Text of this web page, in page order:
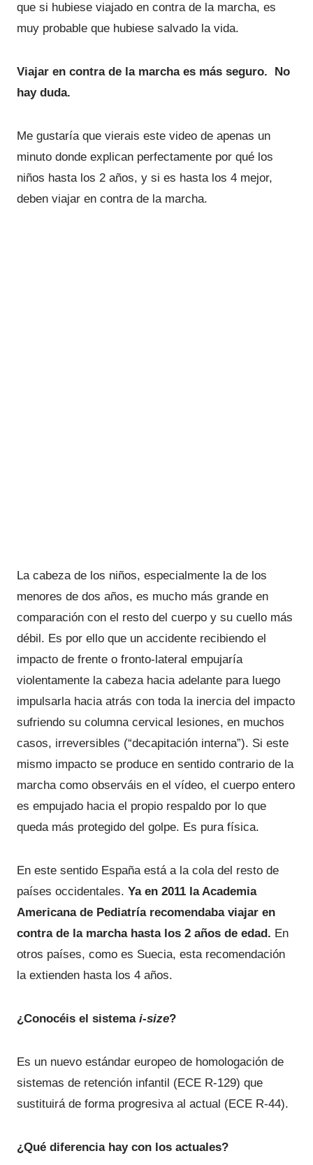
que si hubiese viajado en contra de la marcha, es
muy probable que hubiese salvado la vida.
Viajar en contra de la marcha es más seguro. No
hay duda.
Me gustaría que vierais este video de apenas un
minuto donde explican perfectamente por qué los
niños hasta los 2 años, y si es hasta los 4 mejor,
deben viajar en contra de la marcha.
La cabeza de los niños, especialmente la de los
menores de dos años, es mucho más grande en
comparación con el resto del cuerpo y su cuello más
débil. Es por ello que un accidente recibiendo el
impacto de frente o fronto-lateral empujaría
violentamente la cabeza hacia adelante para luego
impulsarla hacia atrás con toda la inercia del impacto
sufriendo su columna cervical lesiones, en muchos
casos, irreversibles (“decapitación interna”). Si este
mismo impacto se produce en sentido contrario de la
marcha como observáis en el vídeo, el cuerpo entero
es empujado hacia el propio respaldo por lo que
queda más protegido del golpe. Es pura física.
En este sentido España está a la cola del resto de
países occidentales. Ya en 2011 la Academia
Americana de Pediatría recomendaba viajar en
contra de la marcha hasta los 2 años de edad. En
otros países, como es Suecia, esta recomendación
la extienden hasta los 4 años.
¿Conocéis el sistema i-size?
Es un nuevo estándar europeo de homologación de
sistemas de retención infantil (ECE R-129) que
sustituirá de forma progresiva al actual (ECE R-44).
¿Qué diferencia hay con los actuales?